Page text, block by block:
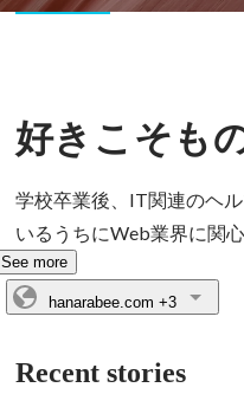
好きこそも
学校卒業後、IT関連のヘ
いるうちにWeb業界に関
See more
hanarabee.com +3
Recent stories